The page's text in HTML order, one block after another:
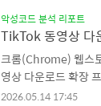
가 AI도 공격표면으로
공격 개요 이번 캠페
크게 두..
인텔리전스 데이터베
맞춤형(Custom) 악
염된 PC의 계정 정보
파일 암호화까지 자
구조를 갖추고 있어
악성코드 분석 리포트
크롬(Chrome) 웹스
영상 다운로드 확장
숨겨져 있는 것으로
2026.05.14 17:45